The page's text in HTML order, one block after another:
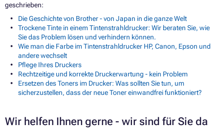
geschrieben:
Die Geschichte von Brother - von Japan in die ganze Welt
Trockene Tinte in einem Tintenstrahldrucker: Wir beraten Sie, wie
Sie das Problem lösen und verhindern können.
Wie man die Farbe im Tintenstrahldrucker HP, Canon, Epson und
andere wechselt
Pflege Ihres Druckers
Rechtzeitige und korrekte Druckerwartung - kein Problem
Ersetzen des Toners im Drucker: Was sollten Sie tun, um
sicherzustellen, dass der neue Toner einwandfrei funktioniert?
Wir helfen Ihnen gerne - wir sind für Sie da